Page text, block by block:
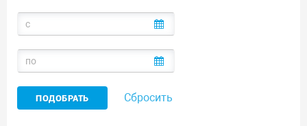
Сбросить